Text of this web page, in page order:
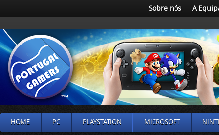
Sobre nós A
HOME PC PLAYSTATION MICROSOFT